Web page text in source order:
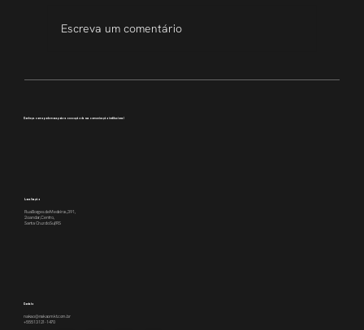
Escreva um comentário
Conheça como podemos apoiar a execução da sua comunicação institucional
Localização
Rua Borges de Medeiros, 391,
2o andar, Centro,
Santa Cruz do Sul/RS
Contato
nakao@nakaomkt.com.br
+55 51 3121-1470